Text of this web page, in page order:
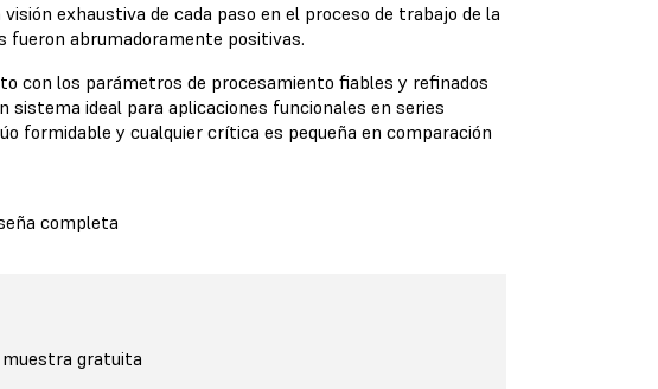
exhaustiva de cada paso en el proceso de trabajo de la
fueron abrumadoramente positivas.
con los parámetros de procesamiento fiables y refinados
sistema ideal para aplicaciones funcionales en series
formidable y cualquier crítica es pequeña en comparación
completa
gratuita